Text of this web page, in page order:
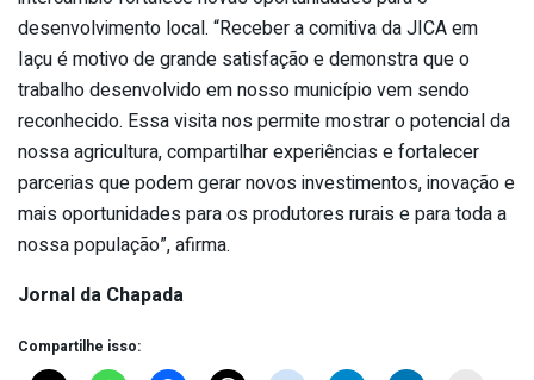
desenvolvimento local. “Receber a comitiva da JICA em
Iaçu é motivo de grande satisfação e demonstra que o
trabalho desenvolvido em nosso município vem sendo
reconhecido. Essa visita nos permite mostrar o potencial da
nossa agricultura, compartilhar experiências e fortalecer
parcerias que podem gerar novos investimentos, inovação e
mais oportunidades para os produtores rurais e para toda a
nossa população”, afirma.
Jornal da Chapada
Compartilhe isso: